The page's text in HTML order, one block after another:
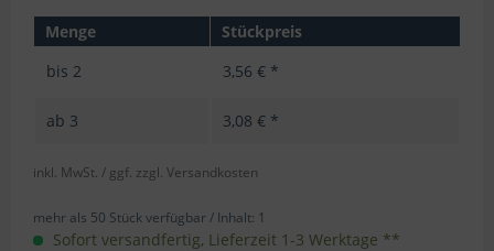
Menge
Stückpreis
bis 2 3,56 € *
ab 3 3,08 € *
inkl. MwSt. / ggf. zzgl. Versandkosten
mehr als 50 Stück verfügbar / Inhalt: 1
Sofort versandfertig, Lieferzeit 1-3 Werktage **